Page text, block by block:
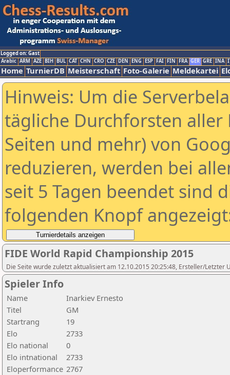
Logged on: Gast
Arabic ARM AZE BIH BUL CAT CHN CRO CZE DEN ENG ESP FAI FIN FRA GER GRE INA
Home TurnierDB Meisterschaft Foto-Galerie Meldekartei
Hinweis: Um die
tägliche Durchforsten aller
Seiten und mehr) von
reduzieren, werden bei
seit 5 Tagen beendet sind
folgenden Knopf
FIDE World Rapid Championship 2015
Die Seite wurde zuletzt aktualisiert am 12.10.2015 20:25:48, Ersteller/Letzter
Spieler Info
Name
Inarkiev Ernesto
Titel
GM
Startrang
19
Elo
2733
Elo national
0
Elo intnational
2733
Eloperformance 2767